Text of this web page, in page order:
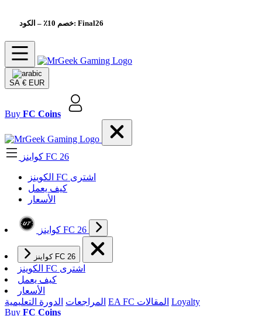
خصم 10٪– الكود: Final26
SA € EUR
Buy FC Coins
كواينز FC 26
الکوینز FC اشتری
كيف يعمل
الأسعار
كواينز FC 26
كواينز FC 26
الکوینز FC اشتری
كيف يعمل
الأسعار
المراجعات الدورة التعليمية EA FC المقالات Loyalty
Buy FC Coins